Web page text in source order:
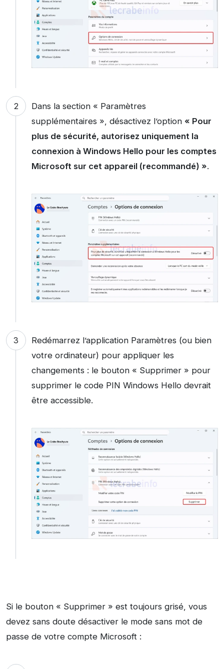
Dans la section « Paramètres
supplémentaires », désactivez l’option « Pour
plus de sécurité, autorisez uniquement la
connexion à Windows Hello pour les comptes
Microsoft sur cet appareil (recommandé) ».
Redémarrez l’application Paramètres (ou bien
votre ordinateur) pour appliquer les
changements : le bouton « Supprimer » pour
supprimer le code PIN Windows Hello devrait
être accessible.
Si le bouton « Supprimer » est toujours grisé, vous
devez sans doute désactiver le mode sans mot de
passe de votre compte Microsoft :